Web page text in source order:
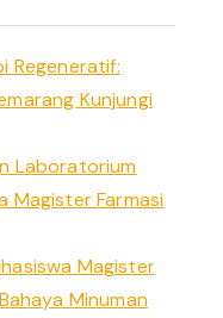
Regeneratif:
Kunjungi
Laboratorium
Magister Farmasi
Magister
Minuman